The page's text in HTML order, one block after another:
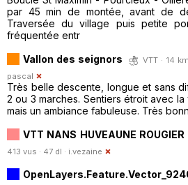
par 45 min de montée, avant de
Traversée du village puis petite
fréquentée entr
Vallon des seignors
VTT · 14
pascal
Très belle descente, longue et sans
2 ou 3 marches. Sentiers étroit avec
mais un ambiance fabuleuse. Très
VTT NANS HUVEAUNE ROUGIER
413 vus · 47 dl · i.vezaine